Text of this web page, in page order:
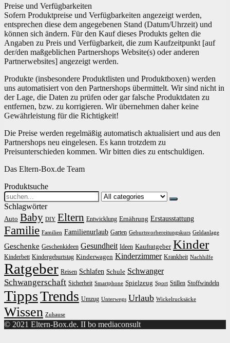
Preise und Verfügbarkeiten
Sofern Produktpreise und Verfügbarkeiten angezeigt werden,
entsprechen diese dem angegebenen Stand (Datum/Uhrzeit) und
können sich ändern. Für den Kauf dieses Produkts gelten die
Angaben zu Preis und Verfügbarkeit, die zum Kaufzeitpunkt [auf
der/den maßgeblichen Partnershops Website(s) oder anderen
Partnerwebsites] angezeigt werden.
Produkte (insbesondere Produktlisten und Produktboxen) werden
uns automatisiert von den Partnershops übermittelt. Wir sind nicht in
der Lage, die Daten zu prüfen oder gar falsche Produktdaten zu
entfernen, bzw. zu korrigieren. Wir übernehmen daher keine
Gewährleistung für die Richtigkeit!
Die Preise werden regelmäßig automatisch aktualisiert und aus den
Partnershops neu eingelesen. Es kann trotzdem zu
Preisunterschieden kommen. Wir bitten dies zu entschuldigen.
Das Eltern-Box.de Team
Produktsuche
Search
for:
Schlagwörter
Auto Baby DIY Eltern Entwicklung Ernährung Erstausstattung
Familie Familien Familienurlaub Garten Geburtsvorbereitungskurs Geldanlage
Geschenke Geschenkideen Gesundheit Ideen Kaufratgeber Kinder
Kinderbett Kindergeburtstag Kinderwagen Kinderzimmer Krankheit Nachhilfe
Ratgeber Reisen Schlafen Schule Schwanger
Schwangerschaft Sicherheit Smartphone Spielzeug Sport Stillen Stoffwindeln
TippsTrends Umzug Unterwegs Urlaub Wickelrucksäcke
Wissen Zuhause
© 2021 Eltern-Box.de. II bo mediaconsult